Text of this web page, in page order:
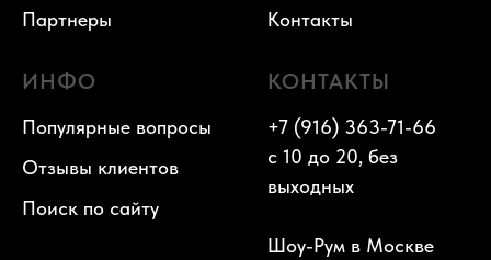
Партнеры
Контакты
ИНФО
Популярные вопросы
Отзывы клиентов
Поиск по сайту
КОНТАКТЫ
+7 (916) 363-71-66
с 10 до 20, без
выходных
Шоу-Рум в Москве